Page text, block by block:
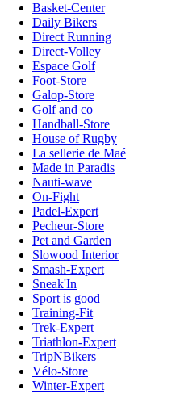
Basket-Center
Daily Bikers
Direct Running
Direct-Volley
Espace Golf
Foot-Store
Galop-Store
Golf and co
Handball-Store
House of Rugby
La sellerie de Maé
Made in Paradis
Nauti-wave
On-Fight
Padel-Expert
Pecheur-Store
Pet and Garden
Slowood Interior
Smash-Expert
Sneak'In
Sport is good
Training-Fit
Trek-Expert
Triathlon-Expert
TripNBikers
Vélo-Store
Winter-Expert